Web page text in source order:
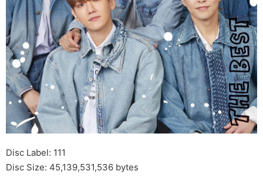
Disc Label: 111
Disc Size: 45,139,531,536 bytes